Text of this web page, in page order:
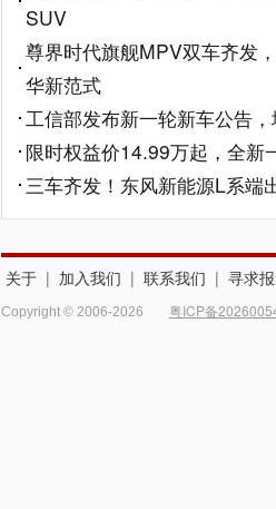
SUV
尊界时代旗舰MPV双车齐发
华新范式
工信部发布新一轮新车公告
限时权益价14.99万起，全
三车齐发！东风新能源L系端
关于 | 加入我们 | 联系我们 | 寻求
Copyright © 2006-2026 粤ICP备